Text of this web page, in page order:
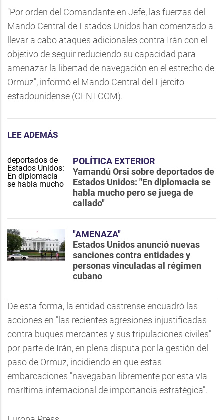
"Por orden del Comandante en Jefe, las fuerzas del
Mando Central de Estados Unidos han comenzado a
llevar a cabo ataques adicionales contra Irán con el
objetivo de seguir reduciendo su capacidad para
amenazar la libertad de navegación en el estrecho de
Ormuz", informó el Mando Central del Ejército
estadounidense (CENTCOM).
LEE ADEMÁS
POLÍTICA EXTERIOR
Yamandú Orsi sobre deportados de
Estados Unidos: "En diplomacia se
habla mucho pero se juega de
callado"
"AMENAZA"
Estados Unidos anunció nuevas
sanciones contra entidades y
personas vinculadas al régimen
cubano
De esta forma, la entidad castrense encuadró las
acciones en "las recientes agresiones injustificadas
contra buques mercantes y sus tripulaciones civiles"
por parte de Irán, en plena disputa por la gestión del
paso de Ormuz, incidiendo en que estas
embarcaciones "navegaban libremente por esta vía
marítima internacional de importancia estratégica".